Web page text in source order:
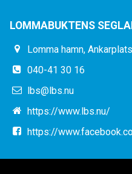
LOMMABUKTENS
Lomma hamn,
040-41 30 16
lbs@lbs.nu
https://www.lbs.nu/
https://